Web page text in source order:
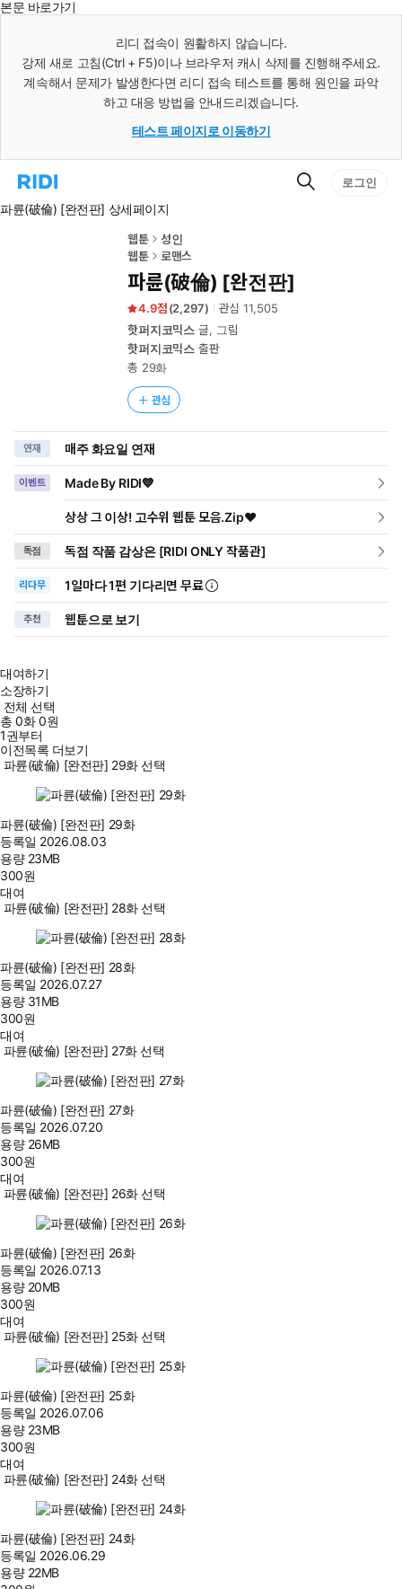
본문 바로가기
리디 접속이 원활하지 않습니다.
강제 새로 고침(Ctrl + F5)이나 브라우저 캐시 삭제를 진행해주세요.
계속해서 문제가 발생한다면 리디 접속 테스트를 통해 원인을 파악
하고 대응 방법을 안내드리겠습니다.
테스트 페이지로 이동하기
리
홈
검
로그인
파륜(破倫) [완전판] 상세페이지
웹툰
성인
웹툰
로맨스
파륜(破倫) [완전판]
4.9 (2,297) 관심11,505
핫퍼지코믹스 글, 그림
핫퍼지코믹스 출판
총 29화
관심
연재 매주 화요일 연재
이벤트 Made By RIDI💙
상상 그 이상! 고수위 웹툰 모음.Zip♥
독점 독점 작품 감상은 [RIDI ONLY 작품관]
리다무 1일마다1편 기다리면 무료
추천 웹툰으로 보기
대여하기
소장하기
전체 선택
총0화0원
1권부터
이전목록 더보기
파륜(破倫) [완전판] 29화 선택
파륜(破倫) [완전판] 29화
등록일 2026.08.03
용량 23MB
300원
대여
파륜(破倫) [완전판] 28화 선택
파륜(破倫) [완전판] 28화
등록일 2026.07.27
용량 31MB
300원
대여
파륜(破倫) [완전판] 27화 선택
파륜(破倫) [완전판] 27화
등록일 2026.07.20
용량 26MB
300원
대여
파륜(破倫) [완전판] 26화 선택
파륜(破倫) [완전판] 26화
등록일 2026.07.13
용량 20MB
300원
대여
파륜(破倫) [완전판] 25화 선택
파륜(破倫) [완전판] 25화
등록일 2026.07.06
용량 23MB
300원
대여
파륜(破倫) [완전판] 24화 선택
파륜(破倫) [완전판] 24화
등록일 2026.06.29
용량 22MB